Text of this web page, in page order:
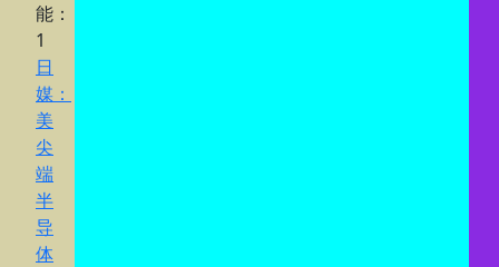
能：
1
日
媒：
美
尖
端
半
导
体